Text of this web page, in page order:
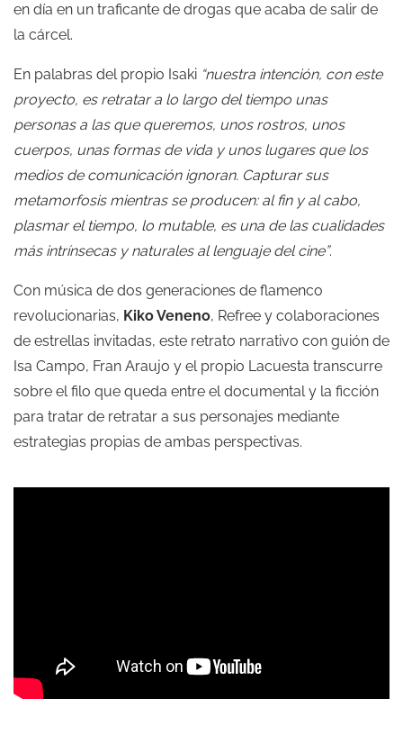
en día en un traficante de drogas que acaba de salir de
la cárcel.
En palabras del propio Isaki “nuestra intención, con este
proyecto, es retratar a lo largo del tiempo unas
personas a las que queremos, unos rostros, unos
cuerpos, unas formas de vida y unos lugares que los
medios de comunicación ignoran. Capturar sus
metamorfosis mientras se producen: al fin y al cabo,
plasmar el tiempo, lo mutable, es una de las cualidades
más intrínsecas y naturales al lenguaje del cine”.
Con música de dos generaciones de flamenco
revolucionarias, Kiko Veneno, Refree y colaboraciones
de estrellas invitadas, este retrato narrativo con guión de
Isa Campo, Fran Araujo y el propio Lacuesta transcurre
sobre el filo que queda entre el documental y la ficción
para tratar de retratar a sus personajes mediante
estrategias propias de ambas perspectivas.